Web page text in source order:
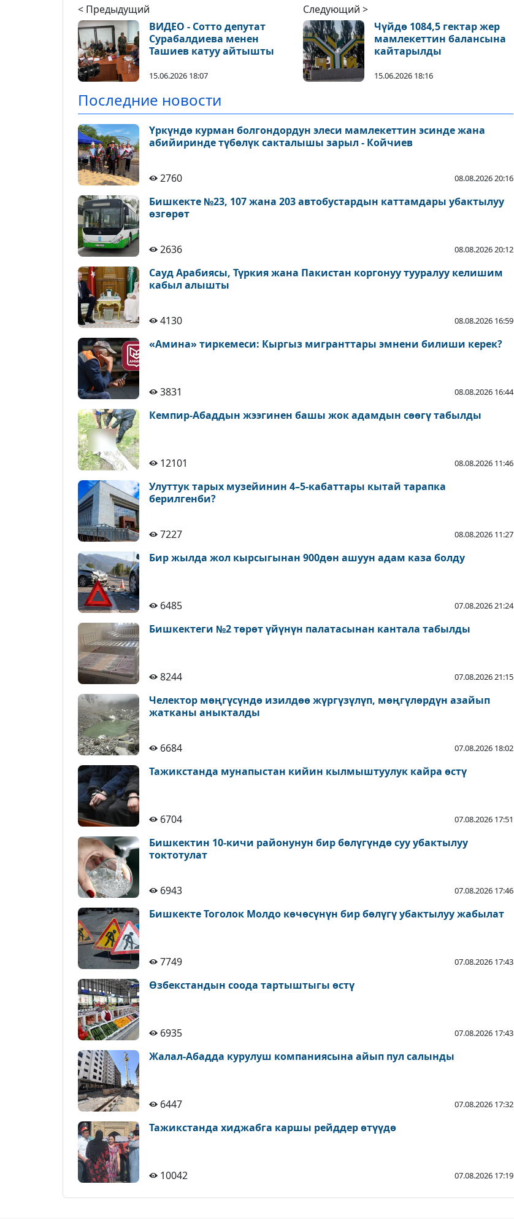
< Предыдущий
ВИДЕО - Сотто депутат
Сурабалдиева менен
Ташиев катуу айтышты
15.06.2026 18:07
Следующий >
Чүйдө 1084,5 гектар жер
мамлекеттин балансына
кайтарылды
15.06.2026 18:16
Последние новости
Үркүндө курман болгондордун элеси мамлекеттин эсинде жана
абийиринде түбөлүк сакталышы зарыл - Койчиев
2760 08.08.2026 20:16
Бишкекте №23, 107 жана 203 автобустардын каттамдары убактылуу
өзгөрөт
2636 08.08.2026 20:12
Сауд Арабиясы, Түркия жана Пакистан коргонуу тууралуу келишим
кабыл алышты
4130 08.08.2026 16:59
«Амина» тиркемеси: Кыргыз мигранттары эмнени билиши керек?
3831 08.08.2026 16:44
Кемпир-Абаддын жээгинен башы жок адамдын сөөгү табылды
12101 08.08.2026 11:46
Улуттук тарых музейинин 4–5-кабаттары кытай тарапка
берилгенби?
7227 08.08.2026 11:27
Бир жылда жол кырсыгынан 900дөн ашуун адам каза болду
6485 07.08.2026 21:24
Бишкектеги №2 төрөт үйүнүн палатасынан кантала табылды
8244 07.08.2026 21:15
Челектор мөңгүсүндө изилдөө жүргүзүлүп, мөңгүлөрдүн азайып
жатканы аныкталды
6684 07.08.2026 18:02
Тажикстанда мунапыстан кийин кылмыштуулук кайра өстү
6704 07.08.2026 17:51
Бишкектин 10-кичи районунун бир бөлүгүндө суу убактылуу
токтотулат
6943 07.08.2026 17:46
Бишкекте Тоголок Молдо көчөсүнүн бир бөлүгү убактылуу жабылат
7749 07.08.2026 17:43
Өзбекстандын соода тартыштыгы өстү
6935 07.08.2026 17:43
Жалал-Абадда курулуш компаниясына айып пул салынды
6447 07.08.2026 17:32
Тажикстанда хиджабга каршы рейддер өтүүдө
10042 07.08.2026 17:19